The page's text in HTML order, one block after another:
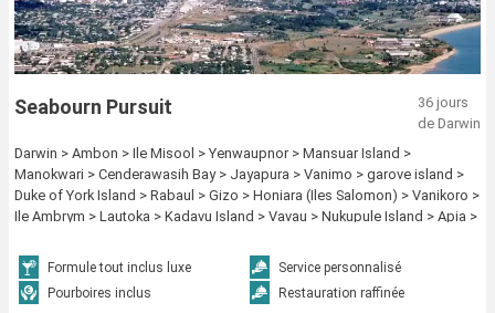
Seabourn Pursuit
36 jours
de Darwin
Darwin > Ambon > Ile Misool > Yenwaupnor > Mansuar Island >
Manokwari > Cenderawasih Bay > Jayapura > Vanimo > garove island >
Duke of York Island > Rabaul > Gizo > Honiara (Iles Salomon) > Vanikoro >
Ile Ambrym > Lautoka > Kadavu Island > Vavau > Nukupule Island > Apia >
Formule tout inclus luxe
Service personnalisé
Pourboires inclus
Restauration raffinée